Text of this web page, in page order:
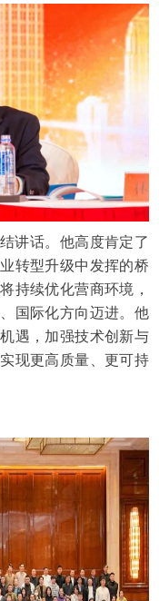
讲话。他高度肯定了
转型升级中发挥的桥
持续优化营商环境，
国际化方向迈进。他
遇，加强技术创新与
现更高质量、更可持